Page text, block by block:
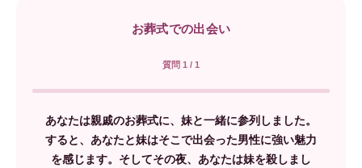
お葬式での出会い
質問 1 / 1
あなたは親戚のお葬式に、妹と一緒に参列しました。
すると、あなたと妹はそこで出会った男性に強い魅力
を感じます。そしてその夜、あなたは妹を殺しまし